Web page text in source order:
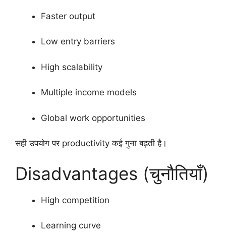
Faster output
Low entry barriers
High scalability
Multiple income models
Global work opportunities
सही उपयोग पर productivity कई गुना बढ़ती है।
Disadvantages (चुनौतियाँ)
High competition
Learning curve